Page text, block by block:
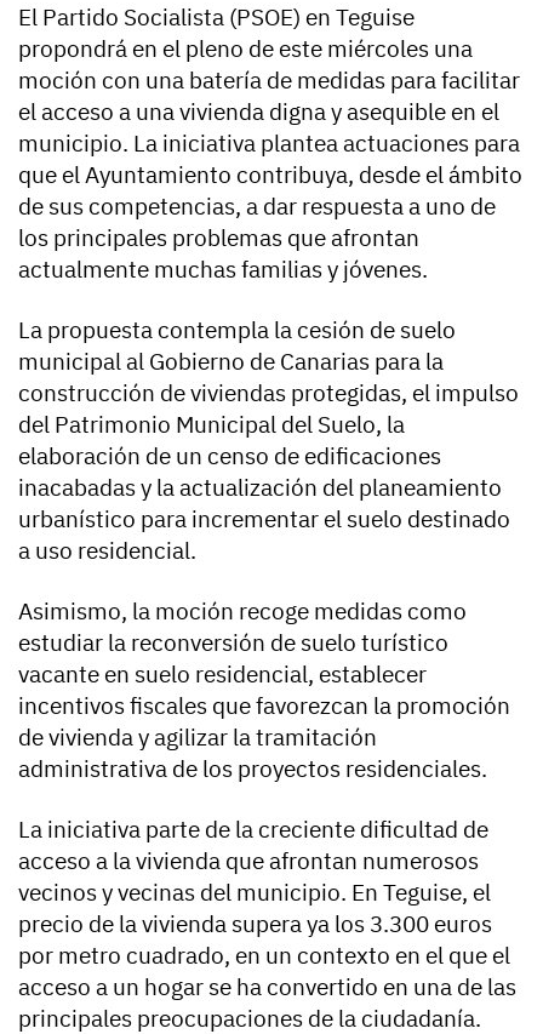
El Partido Socialista (PSOE) en Teguise
propondrá en el pleno de este miércoles una
moción con una batería de medidas para facilitar
el acceso a una vivienda digna y asequible en el
municipio. La iniciativa plantea actuaciones para
que el Ayuntamiento contribuya, desde el ámbito
de sus competencias, a dar respuesta a uno de
los principales problemas que afrontan
actualmente muchas familias y jóvenes.
La propuesta contempla la cesión de suelo
municipal al Gobierno de Canarias para la
construcción de viviendas protegidas, el impulso
del Patrimonio Municipal del Suelo, la
elaboración de un censo de edificaciones
inacabadas y la actualización del planeamiento
urbanístico para incrementar el suelo destinado
a uso residencial.
Asimismo, la moción recoge medidas como
estudiar la reconversión de suelo turístico
vacante en suelo residencial, establecer
incentivos fiscales que favorezcan la promoción
de vivienda y agilizar la tramitación
administrativa de los proyectos residenciales.
La iniciativa parte de la creciente dificultad de
acceso a la vivienda que afrontan numerosos
vecinos y vecinas del municipio. En Teguise, el
precio de la vivienda supera ya los 3.300 euros
por metro cuadrado, en un contexto en el que el
acceso a un hogar se ha convertido en una de las
principales preocupaciones de la ciudadanía.